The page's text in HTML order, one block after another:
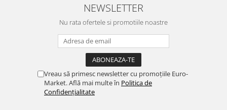
NEWSLETTER
Nu rata ofertele si promotiile noastre
Vreau să primesc newsletter cu promoțiile Euro-
Market. Află mai multe în Politica de
Confidențialitate